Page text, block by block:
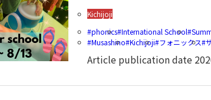
Kichijoji
phonics International School
Musashino Kichijoji フォニックス
Article publication date